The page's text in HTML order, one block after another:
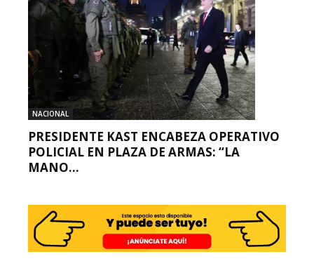
NACIONAL
PRESIDENTE KAST ENCABEZA OPERATIVO
POLICIAL EN PLAZA DE ARMAS: “LA
MANO...